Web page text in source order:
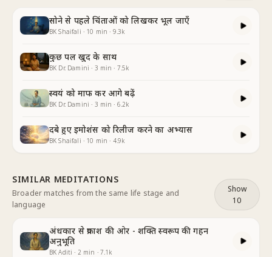
सोने से पहले चिंताओं को लिखकर भूल जाएँ
BK Shaifali · 10 min · 9.3k
कुछ पल खुद के साथ
BK Dr. Damini · 3 min · 7.5k
स्वयं को माफ कर आगे बढ़ें
BK Dr. Damini · 3 min · 6.2k
दबे हुए इमोशंस को रिलीज करने का अभ्यास
BK Shaifali · 10 min · 4.9k
SIMILAR MEDITATIONS
Broader matches from the same life stage and
language
Show
10
अंधकार से प्रकाश की ओर - शक्ति स्वरूप की गहन
अनुभूति
BK Aditi · 2 min · 7.1k